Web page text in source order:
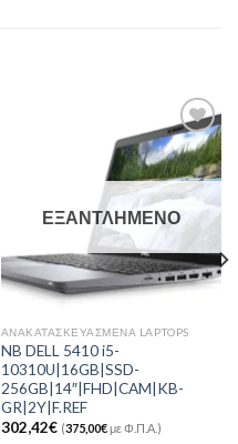
Add to
Wishlist
ΕΞΑΝΤΛΗΜΈΝΟ
ΑΝΑΚΑΤΑΣΚΕΥΑΣΜΈΝΑ LAPTOPS
NB DELL 5410 i5-
10310U|16GB|SSD-
256GB|14″|FHD|CAM|KB-
GR|2Y|F.REF
302,42€ (375,00€με Φ.Π.Α.)